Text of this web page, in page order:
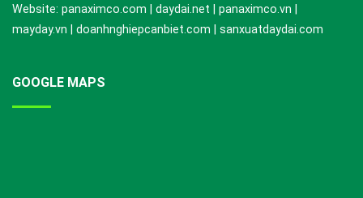
Website: panaximco.com | daydai.net | panaximco.vn |
mayday.vn | doanhnghiepcanbiet.com | sanxuatdaydai.com
GOOGLE MAPS